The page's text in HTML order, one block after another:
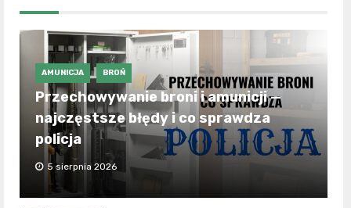
AMUNICJA BROŃ
Przechowywanie broni i amunicji —
najczęstsze błędy i co sprawdza
policja
5 sierpnia 2026